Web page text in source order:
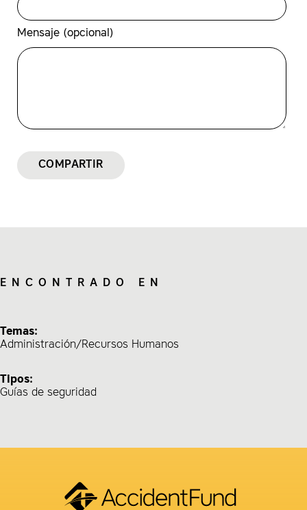
Lista de desinfectantes domésticos
Mensaje (opcional)
COMPARTIR
ENCONTRADO EN
Temas:
Administración/Recursos Humanos
Tipos:
Guías de seguridad